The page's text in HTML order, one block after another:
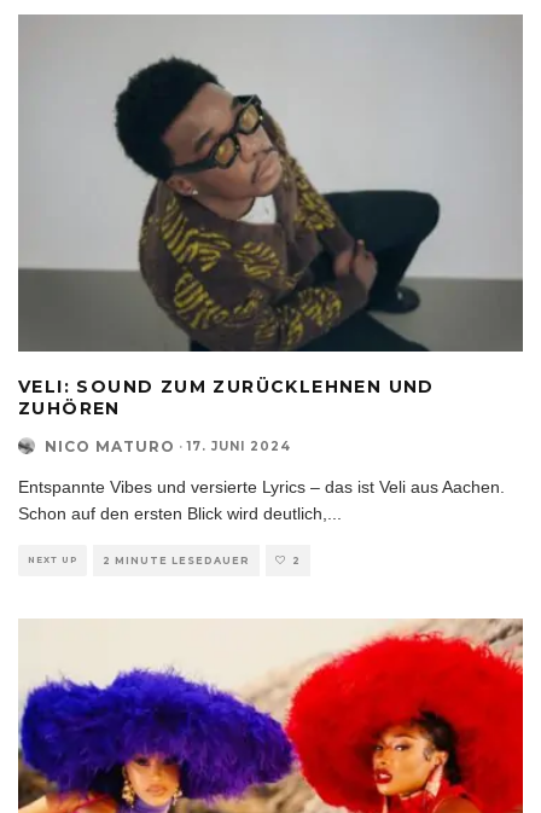
VELI: SOUND ZUM ZURÜCKLEHNEN UND
ZUHÖREN
NICO MATURO · 17. JUNI 2024
Entspannte Vibes und versierte Lyrics – das ist Veli aus Aachen.
Schon auf den ersten Blick wird deutlich,
NEXT UP 2 MINUTE LESEDAUER 2